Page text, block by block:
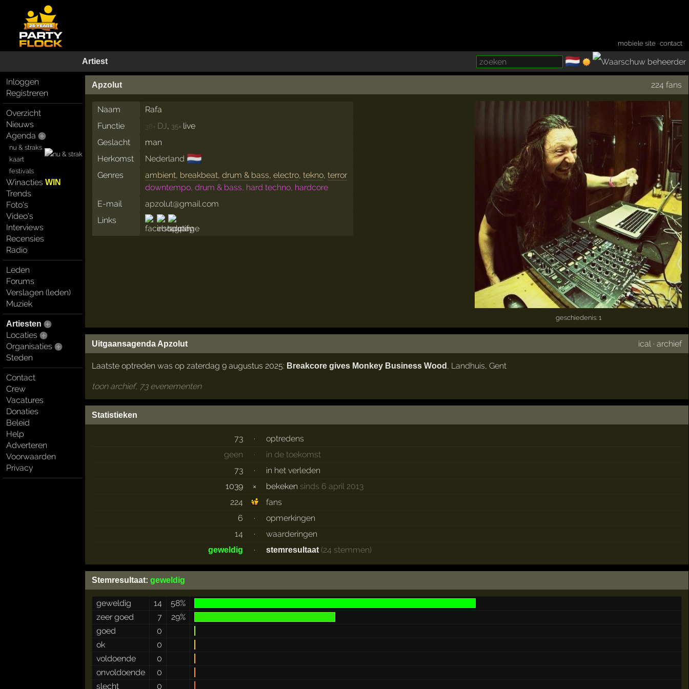
mobiele site ·contact
Artiest 🇳🇱
Inloggen
Registreren
Overzicht
Nieuws
Agenda
nu & straks
kaart
festivals
WinactiesWIN
Trends
Foto's
Video's
Interviews
Recensies
Radio
Leden
Forums
Verslagen (leden)
Muziek
Artiesten
Locaties
Organisaties
Steden
Contact
Crew
Vacatures
Donaties
Beleid
Help
Adverteren
Voorwaarden
Privacy
Apzolut 224 fans
geschiedenis: 1
Naam
Rafa
Functie
38× DJ, 35× live
Geslacht
man
Herkomst
Nederland 🇳🇱
Genres ambient, breakbeat,drum & bass,electro,tekno,terror
downtempo, drum & bass, hard techno, hardcore
E-mail
apzolut@gmail.com
Links
Uitgaansagenda Apzolut ical ·archief
Laatste optreden was op zaterdag 9 augustus 2025: Breakcore gives Monkey Business Wood , Landhuis, Gent
toon archief, 73 evenementen
Statistieken
73 ·
optredens
geen
·
in de toekomst
73
·
in het verleden
1039
× bekeken sinds 6 april 2013
224
fans
6
·
opmerkingen
14
· waarderingen
geweldig · stemresultaat (24 stemmen)
Stemresultaat: geweldig
geweldig 14
58%
zeer goed
7
29%
goed
0
ok
0
voldoende
0
onvoldoende
0
slecht
0